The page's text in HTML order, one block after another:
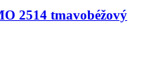
2514 tmavobéžový